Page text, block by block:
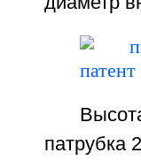
патрубка